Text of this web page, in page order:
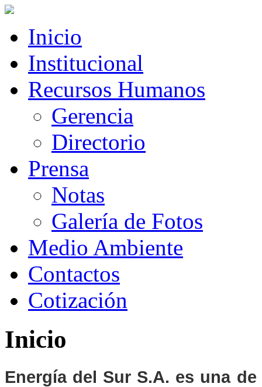
Inicio
Institucional
Recursos Humanos
Gerencia
Directorio
Prensa
Notas
Galería de Fotos
Medio Ambiente
Contactos
Cotización
Inicio
Energía del Sur S.A. es una